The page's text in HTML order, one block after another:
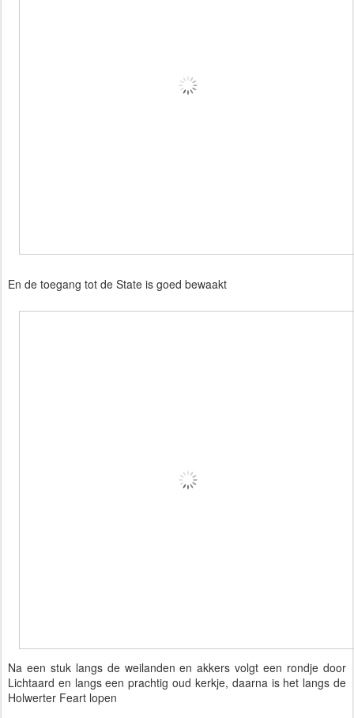
En de toegang tot de State is goed bewaakt
Na een stuk langs de weilanden en akkers volgt een rondje door
Lichtaard en langs een prachtig oud kerkje, daarna is het langs de
Holwerter Feart lopen